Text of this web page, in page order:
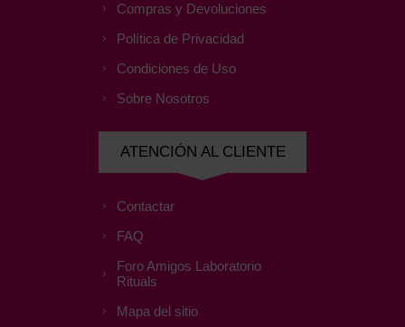
Compras y Devoluciones
Política de Privacidad
Condiciones de Uso
Sobre Nosotros
ATENCIÓN AL CLIENTE
Contactar
FAQ
Foro Amigos Laboratorio
Rituals
Mapa del sitio